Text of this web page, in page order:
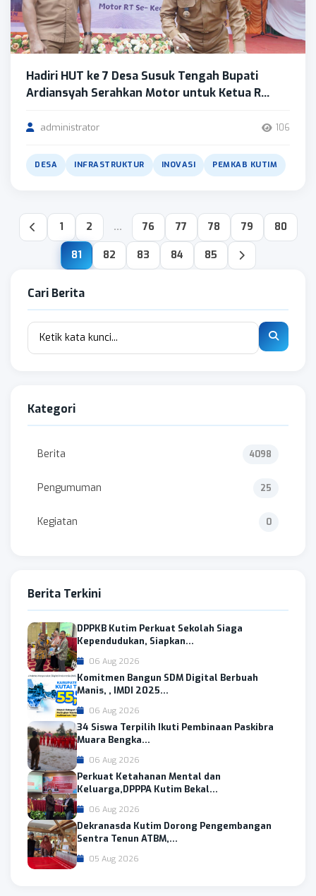
Hadiri HUT ke 7 Desa Susuk Tengah Bupati
Ardiansyah Serahkan Motor untuk Ketua R...
administrator 106
DESA INFRASTRUKTUR INOVASI PEMKAB KUTIM
1 2 ... 76 77 78 79 80
81 82 83 84 85
Cari Berita
Kategori
Berita 4098
Pengumuman 25
Kegiatan 0
Berita Terkini
DPPKB Kutim Perkuat Sekolah Siaga
Kependudukan, Siapkan...
06 Aug 2026
Komitmen Bangun SDM Digital Berbuah
Manis, , IMDI 2025...
06 Aug 2026
34 Siswa Terpilih Ikuti Pembinaan Paskibra
Muara Bengka...
06 Aug 2026
Perkuat Ketahanan Mental dan
Keluarga,DPPPA Kutim Bekal...
06 Aug 2026
Dekranasda Kutim Dorong Pengembangan
Sentra Tenun ATBM,...
05 Aug 2026